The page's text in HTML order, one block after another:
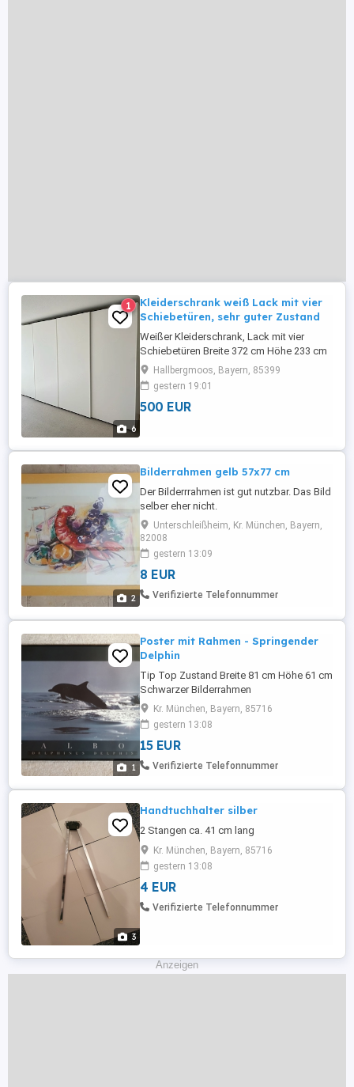
6
1
Kleiderschrank weiß Lack mit vier
Schiebetüren, sehr guter Zustand
Weißer Kleiderschrank, Lack mit vier
Schiebetüren Breite 372 cm Höhe 233 cm
Tiefe 80 cm mit Einlegeböden und
Kleiderstangen (siehe Bilder) mit
Beleuchtung auf der linken Seite ein
Durchbruch für einen Lichtschalter (siehe
von ...
Hallbergmoos, Bayern, 85399
gestern 19:01
500 EUR
2
Bilderrahmen gelb 57x77 cm
Der Bilderrrahmen ist gut nutzbar. Das Bild
selber eher nicht.
Unterschleißheim, Kr. München, Bayern,
82008
gestern 13:09
8 EUR
Verifizierte Telefonnummer
1
Poster mit Rahmen - Springender
Delphin
Tip Top Zustand Breite 81 cm Höhe 61 cm
Schwarzer Bilderrahmen
Kr. München, Bayern, 85716
gestern 13:08
15 EUR
Verifizierte Telefonnummer
3
Handtuchhalter silber
2 Stangen ca. 41 cm lang
Kr. München, Bayern, 85716
gestern 13:08
4 EUR
Verifizierte Telefonnummer
Anzeigen